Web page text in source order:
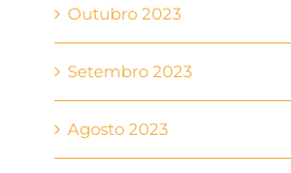
Outubro 2023
Setembro 2023
Agosto 2023